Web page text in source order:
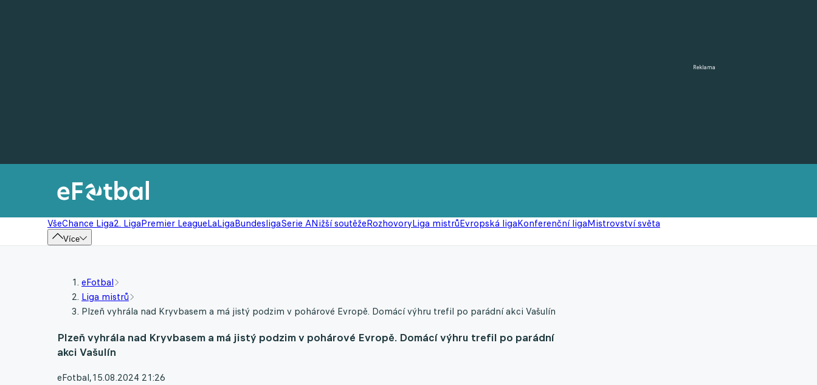
Reklama
VšeChance Liga2. LigaPremier LeagueLaLigaBundesligaSerie ANižší soutěžeRozhovoryLiga mistrůEvropská ligaKonferenční ligaMistrovství světa
Více
eFotbal
Liga mistrů
Plzeň vyhrála nad Kryvbasem a má jistý podzim v pohárové Evropě. Domácí výhru trefil po parádní akci Vašulín
Plzeň vyhrála nad Kryvbasem a má jistý podzim v pohárové Evropě. Domácí výhru trefil po parádní
akci Vašulín
eFotbal,15.08.2024 21:26